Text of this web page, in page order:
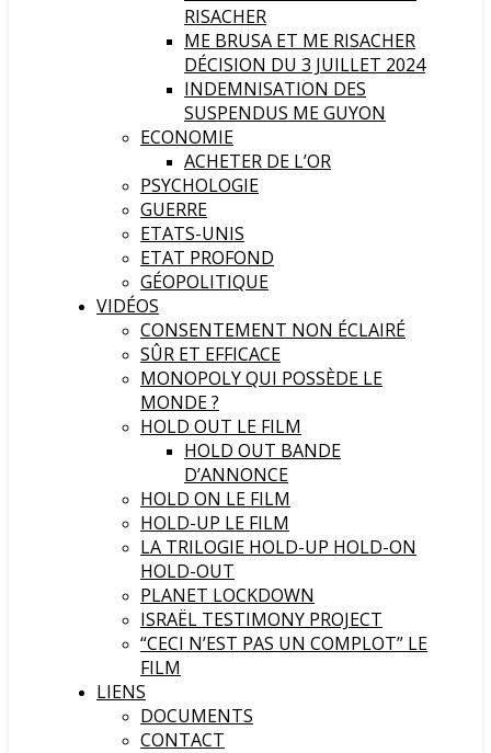
RISACHER
ME BRUSA ET ME RISACHER
DÉCISION DU 3 JUILLET 2024
INDEMNISATION DES
SUSPENDUS ME GUYON
ECONOMIE
ACHETER DE L’OR
PSYCHOLOGIE
GUERRE
ETATS-UNIS
ETAT PROFOND
GÉOPOLITIQUE
VIDÉOS
CONSENTEMENT NON ÉCLAIRÉ
SÛR ET EFFICACE
MONOPOLY QUI POSSÈDE LE
MONDE ?
HOLD OUT LE FILM
HOLD OUT BANDE
D’ANNONCE
HOLD ON LE FILM
HOLD-UP LE FILM
LA TRILOGIE HOLD-UP HOLD-ON
HOLD-OUT
PLANET LOCKDOWN
ISRAËL TESTIMONY PROJECT
“CECI N’EST PAS UN COMPLOT” LE
FILM
LIENS
DOCUMENTS
CONTACT